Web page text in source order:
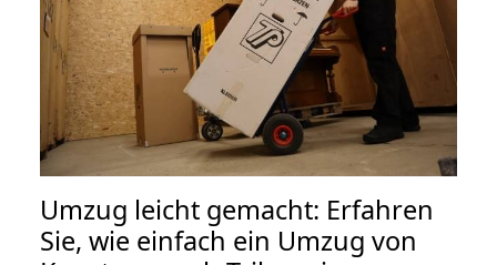
Umzug leicht gemacht: Erfahren
Sie, wie einfach ein Umzug von